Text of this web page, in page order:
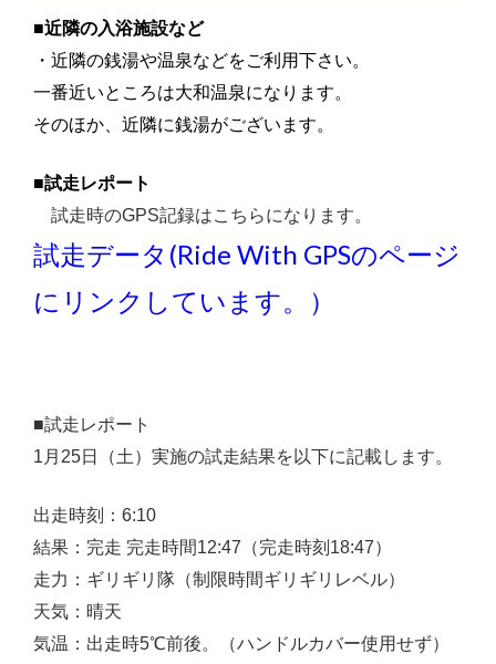
■近隣の入浴施設など
・近隣の銭湯や温泉などをご利用下さい。
一番近いところは大和温泉になります。
そのほか、近隣に銭湯がございます。
■試走レポート
試走時のGPS記録はこちらになります。
試走データ(Ride With GPSのページ
にリンクしています。）
■試走レポート
1月25日（土）実施の試走結果を以下に記載します。
出走時刻：6:10
結果：完走 完走時間12:47（完走時刻18:47）
走力：ギリギリ隊（制限時間ギリギリレベル）
天気：晴天
気温：出走時5℃前後。（ハンドルカバー使用せず）